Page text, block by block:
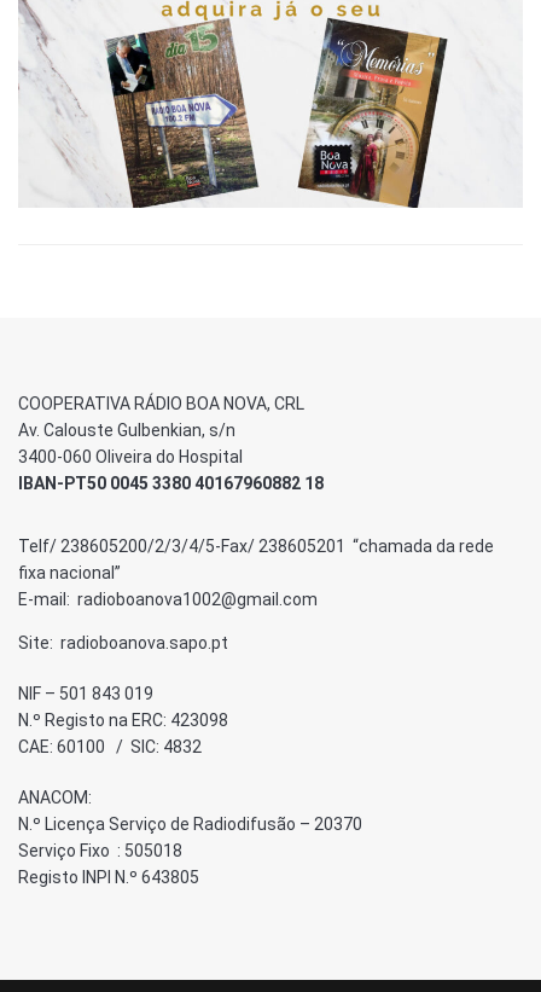
COOPERATIVA RÁDIO BOA NOVA, CRL
Av. Calouste Gulbenkian, s/n
3400-060 Oliveira do Hospital
IBAN-PT50 0045 3380 40167960882 18
Telf/ 238605200/2/3/4/5-Fax/ 238605201 “chamada da rede
fixa nacional”
E-mail: radioboanova1002@gmail.com
Site: radioboanova.sapo.pt
NIF – 501 843 019
N.º Registo na ERC: 423098
CAE: 60100 / SIC: 4832
ANACOM:
N.º Licença Serviço de Radiodifusão – 20370
Serviço Fixo : 505018
Registo INPI N.º 643805